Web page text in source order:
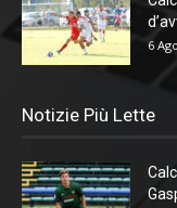
6
Notizie Più Lette